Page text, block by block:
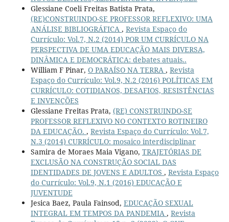
Glessiane Coeli Freitas Batista Prata,
(RE)CONSTRUINDO-SE PROFESSOR REFLEXIVO: UMA
ANÁLISE BIBLIOGRÁFICA , Revista Espaço do
Currículo: Vol.7, N.2 (2014) POR UM CURRÍCULO NA
PERSPECTIVA DE UMA EDUCAÇÃO MAIS DIVERSA,
DINÂMICA E DEMOCRÁTICA: debates atuais..
William F Pinar, O PARAÍSO NA TERRA , Revista
Espaço do Currículo: Vol.9, N.2 (2016) POLÍTICAS EM
CURRÍCULO: COTIDIANOS, DESAFIOS, RESISTÊNCIAS
E INVENÇÕES
Glessiane Freitas Prata, (RE) CONSTRUINDO-SE
PROFESSOR REFLEXIVO NO CONTEXTO ROTINEIRO
DA EDUCAÇÃO. , Revista Espaço do Currículo: Vol.7,
N.3 (2014) CURRÍCULO: mosaico interdisciplinar
Samira de Moraes Maia Vigano, TRAJETÓRIAS DE
EXCLUSÃO NA CONSTRUÇÃO SOCIAL DAS
IDENTIDADES DE JOVENS E ADULTOS , Revista Espaço
do Currículo: Vol.9, N.1 (2016) EDUCAÇÃO E
JUVENTUDE
Jesica Baez, Paula Fainsod, EDUCAÇÃO SEXUAL
INTEGRAL EM TEMPOS DA PANDEMIA , Revista